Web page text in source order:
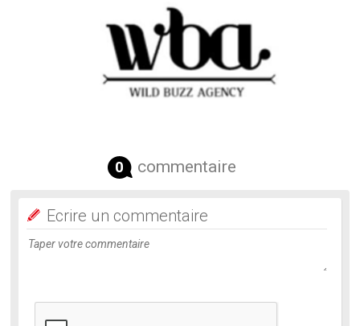
0 commentaire
Ecrire un commentaire